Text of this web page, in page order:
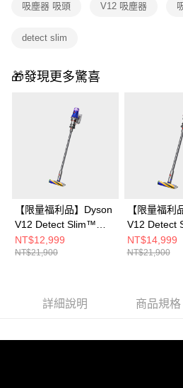
吸塵器 吸頭 V12 吸塵器
detect slim
🎁發現更多驚喜
【限量福利品】Dyson
V12 Detect Slim™
Fluffy 無線吸塵器
NT$12,999
NT$21,900
【限量福利
V12 Detect
Fluffy 無線吸
NT$14,999
NT$21,900
詳細說明 商品規格